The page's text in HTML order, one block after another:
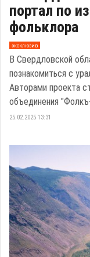
портал по
фольклора
эксклюзив
В Свердловской
познакомиться с
Авторами проекта
объединения
25.02.2025 13:31